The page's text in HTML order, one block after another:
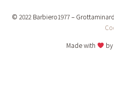
© 2022 Barbiero1977 –
Made with by